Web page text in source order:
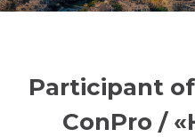
Participant
СonPro /